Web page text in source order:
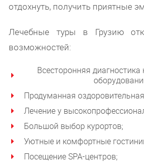
отдохнуть, получить приятные
Лечебные туры в Грузию
возможностей:
Всесторонняя
Продуманная
Лечение у
Большой выбор курортов;
Уютные и комфортные
Посещение SPA-центров;